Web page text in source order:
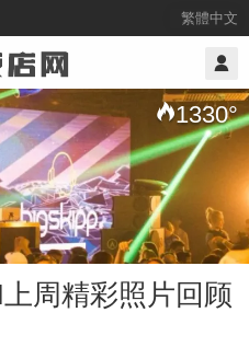
繁體中文
1330°
周精彩照片回顾
2019/8/26